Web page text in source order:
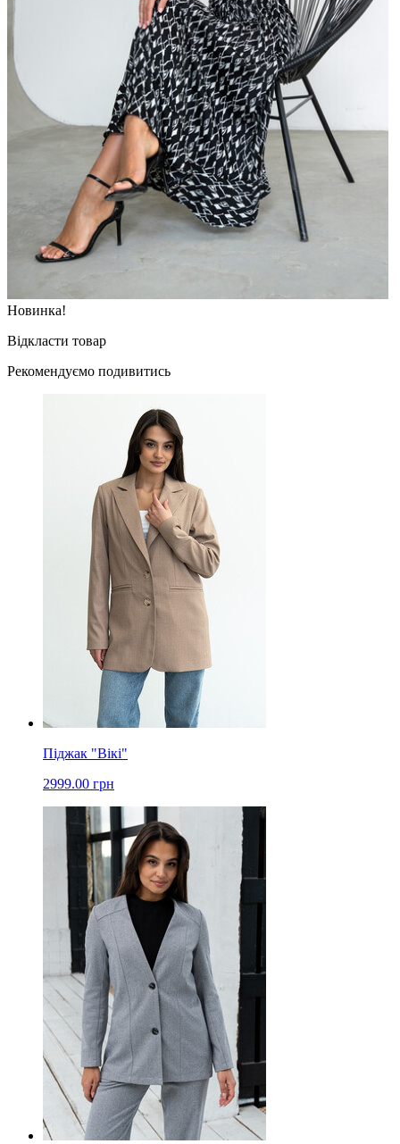
Новинка!
Відкласти товар
Рекомендуємо подивитись
Піджак "Вікі"
2999.00 грн